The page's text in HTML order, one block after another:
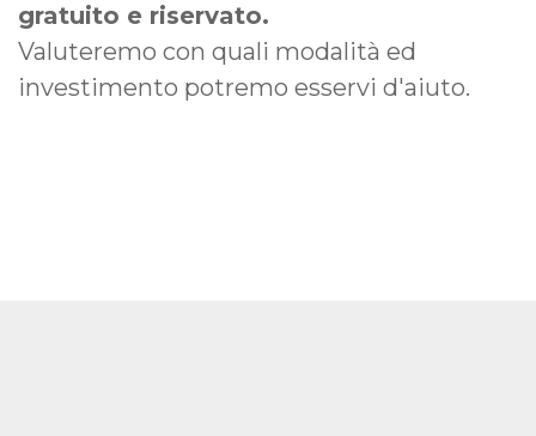
gratuito e riservato.
Valuteremo con quali modalità ed
investimento potremo esservi d'aiuto.